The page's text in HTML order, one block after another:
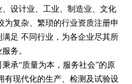
设计业、工业、制造业、文化
为复杂、繁琐的行业资质注册申
足 不同行业，为各企业尽其所
务。
承“质量为本，服务社会”的原
有现代化的生产、检测及试验设